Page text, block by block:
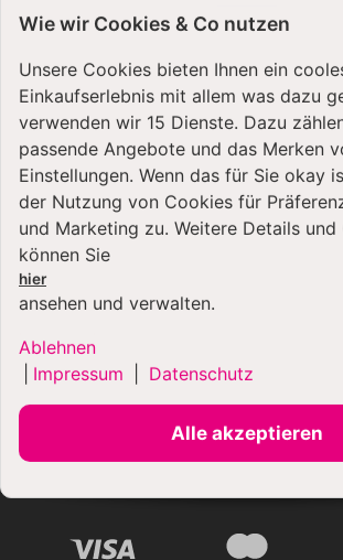
VERSANDARTEN
ZAHLUNGSARTEN
Wie wir Cookies & Co nutzen
Unsere Cookies bieten Ihnen ein
Einkaufserlebnis mit allem was dazu
verwenden wir 15 Dienste. Dazu
passende Angebote und das Merken
Einstellungen. Wenn das für Sie okay
der Nutzung von Cookies für
und Marketing zu. Weitere Details und
können Sie
hier
ansehen und verwalten.
Ablehnen
Impressum Datenschutz
Alle akzeptieren